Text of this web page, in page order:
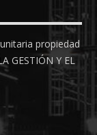
propiedad
GESTIÓN Y EL